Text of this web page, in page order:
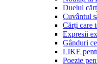
Duelul
Cuvântul
Cărți care
Expresii
Gânduri
LIKE
Poezie